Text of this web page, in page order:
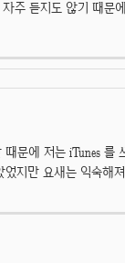
자주 듣지도 않기 때문
문에 저는 iTunes 를
지만 요새는 익숙해